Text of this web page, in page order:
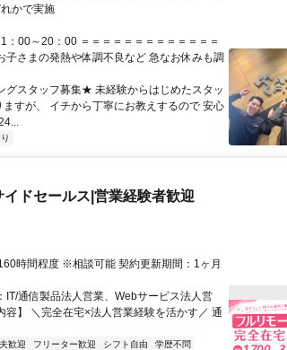
かで実施
00～20：00 ＝＝＝＝＝＝＝＝＝＝＝＝＝
さまの発熱や体調不良など 急なお休みも調
グスタッフ募集★ 未経験からはじめたスタッ
すが、 イチから丁寧にお教えするので 安心
ドセールス|営業経験者歓迎
時間程度 ※相談可能 契約更新期間：1ヶ月
IT/通信製品法人営業、Webサービス法人営
容】 ＼完全在宅×法人営業経験を活かす／ 通
歓迎 フリーター歓迎 シフト自由
学歴不問